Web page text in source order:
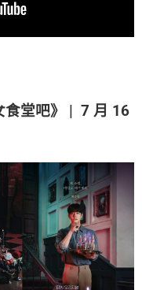
食堂吧》 | 7 月 16